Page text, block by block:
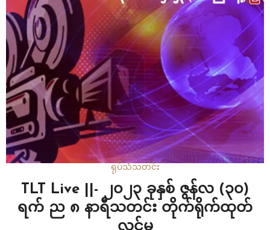
ရုပ်သံသတင်း
TLT Live ||- ၂၀၂၃ ခုနှစ် ဇွန်လ (၃၀)
ရက် ည ၈ နာရီသတင်း တိုက်ရိုက်ထုတ်
လွှင့်မှု